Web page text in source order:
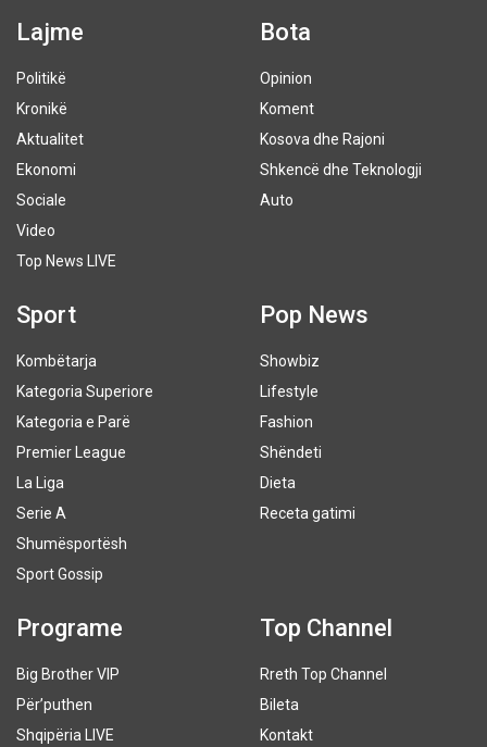
Lajme
Politikë
Kronikë
Aktualitet
Ekonomi
Sociale
Video
Top News LIVE
Bota
Opinion
Koment
Kosova dhe Rajoni
Shkencë dhe Teknologji
Auto
Sport
Kombëtarja
Kategoria Superiore
Kategoria e Parë
Premier League
La Liga
Serie A
Shumësportësh
Sport Gossip
Pop News
Showbiz
Lifestyle
Fashion
Shëndeti
Dieta
Receta gatimi
Programe
Big Brother VIP
Për’puthen
Shqipëria LIVE
Top Channel
Rreth Top Channel
Bileta
Kontakt